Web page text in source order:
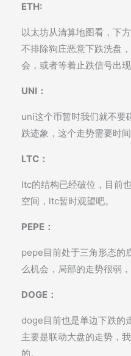
ETH:
以太坊从清算地图看，下
不排除狗庄恶意下跌洗盘
会，或者等着止跌信号出现
UNI：
uni这个币暂时我们就不要
跌迹象，这个走势需要时间
LTC：
ltc的结构已经破位，目前
空间，ltc暂时观望吧。
PEPE：
pepe目前处于三角形态的
么机会，局部的走势很弱
DOGE：
doge目前也是单边下跌的
主要是联动大盘的走势，
的。